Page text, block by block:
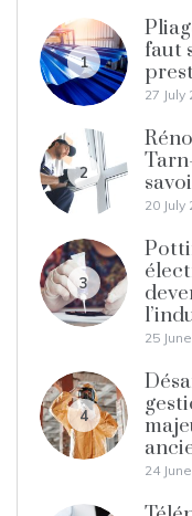
1
faut
27 July
2
20 July
3
25
4
24